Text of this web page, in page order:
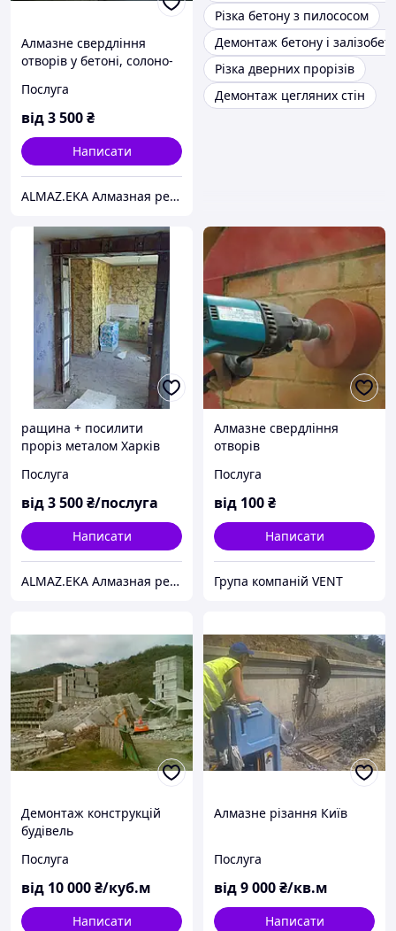
Алмазне свердління
отворів у бетоні, солоно-
Харків
Послуга
від3 500₴
Написати
ALMAZ.EKA Алмазная резка бетона,проемов,стен.Усиление проемов металлом.Демонтаж.Сверление отверстий.
Різка бетону з пилососом
Демонтаж бетону і
Різка дверних прорізів
Демонтаж цегляних стін
paщина + посилити
проріз металом Харків
Послуга
від3 500₴/послуга
Написати
ALMAZ.EKA Алмазная резка бетона,проемов,стен.Усиление проемов металлом.Демонтаж.Сверление отверстий.
Алмазне свердління
отворів
Послуга
від 100₴
Написати
Група компаній VENT
Демонтаж конструкцій
будівель
Послуга
від 10 000₴/куб.м
Написати
Алмазне різання Київ
Послуга
від9 000₴/кв.м
Написати